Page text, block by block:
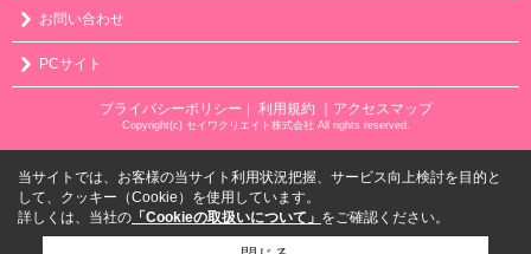
お問い合わせ
PCサイト
プライバシーポリシー ｜ 利用規約 ｜アクセスマップ
Copyright(c) セイワクリエイト株式会社 All rights reserved.
当サイトでは、お客様の当サイト利用状況把握、サービス向上検討を目的と
して、クッキー（Cookie）を使用しています。
詳しくは、当社の 「Cookieの取扱いについて」 をご確認ください。